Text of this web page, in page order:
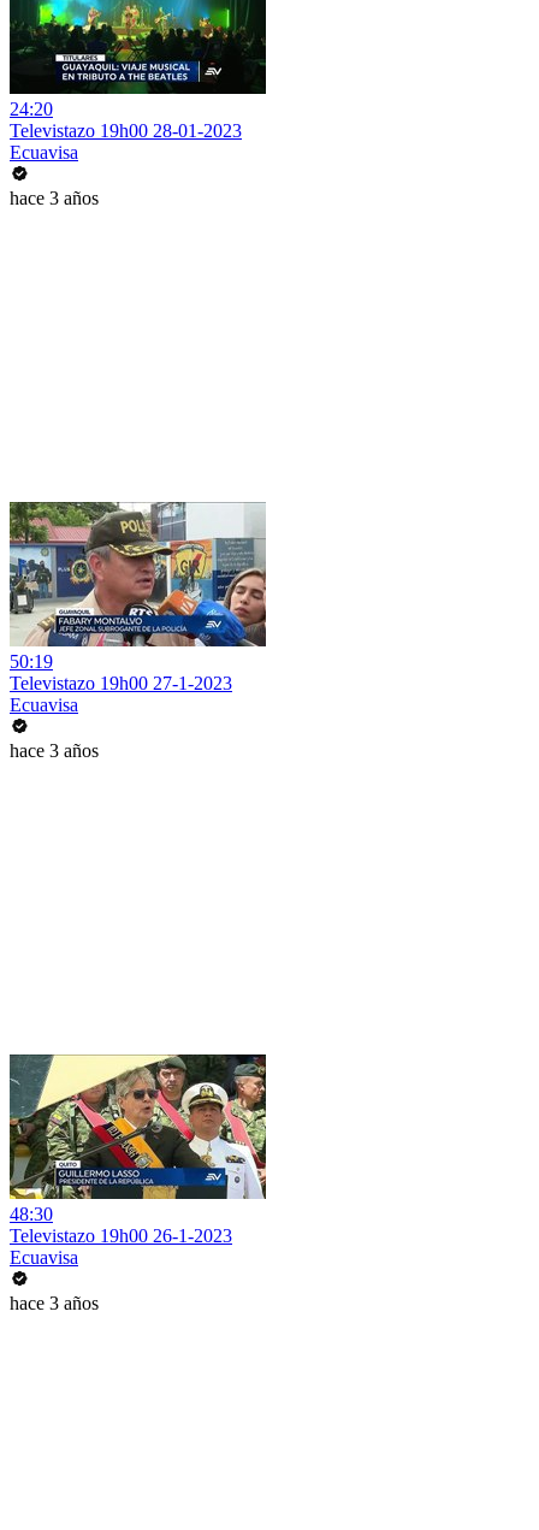
24:20
Televistazo 19h00 28-01-2023
Ecuavisa
hace 3 años
50:19
Televistazo 19h00 27-1-2023
Ecuavisa
hace 3 años
48:30
Televistazo 19h00 26-1-2023
Ecuavisa
hace 3 años